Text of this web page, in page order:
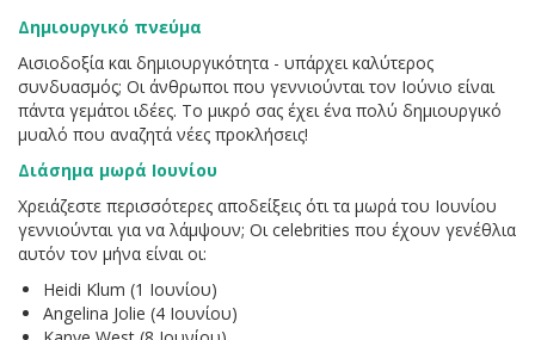
Δημιουργικό πνεύμα
Αισιοδοξία και δημιουργικότητα - υπάρχει καλύτερος
συνδυασμός; Οι άνθρωποι που γεννιούνται τον Ιούνιο είναι
πάντα γεμάτοι ιδέες. Το μικρό σας έχει ένα πολύ δημιουργικό
μυαλό που αναζητά νέες προκλήσεις!
Διάσημα μωρά Ιουνίου
Χρειάζεστε περισσότερες αποδείξεις ότι τα μωρά του Ιουνίου
γεννιούνται για να λάμψουν; Οι celebrities που έχουν γενέθλια
αυτόν τον μήνα είναι οι:
Heidi Klum (1 Ιουνίου)
Angelina Jolie (4 Ιουνίου)